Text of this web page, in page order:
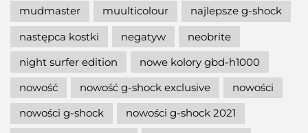
mudmaster
muulticolour
najlepsze g-shock
następca kostki
negatyw
neobrite
night surfer edition
nowe kolory gbd-h1000
nowość
nowość g-shock exclusive
nowości
nowości g-shock
nowości g-shock 2021